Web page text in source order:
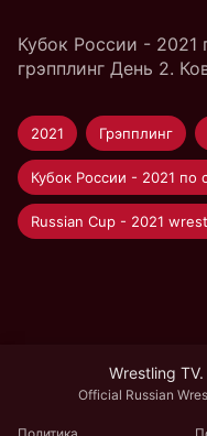
Кубок России - 2021
грэпплинг День 2.
2021 Грэпплинг
Wrestling
Official Russian